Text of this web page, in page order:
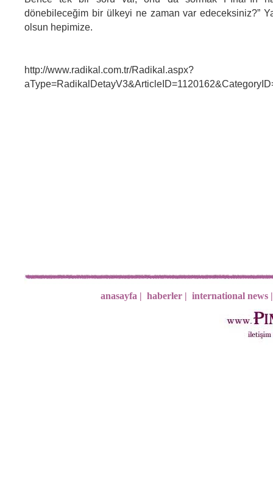
dönebileceğim bir ülkeyi ne zaman var edeceksiniz?”
olsun hepimize.
http://www.radikal.com.tr/Radikal.aspx?
anasayfa | haberler | international news |